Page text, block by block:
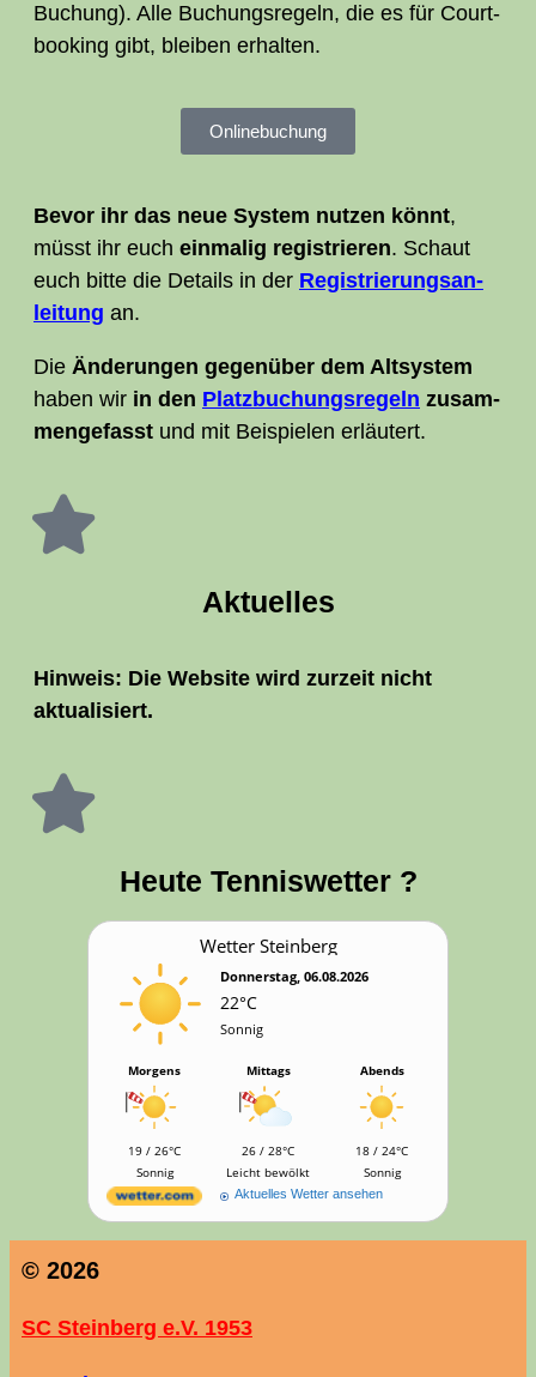
Buchung). Alle Buchungs­re­geln, die es für Court­
boo­king gibt, blei­ben erhalten.
Online­buchung
Bevor ihr das neue Sys­tem nut­zen könnt,
müsst ihr euch ein­ma­lig regis­trie­ren. Schaut
euch bit­te die Details in der Regis­trie­rungs­an­
lei­tung an.
Die Ände­run­gen gegen­über dem Alt­sys­tem
haben wir in den Platz­bu­chungs­re­geln zusam­
men­ge­fasst und mit Bei­spie­len erläutert.
Aktu­el­les
Hin­weis: Die Web­site wird zur­zeit nicht
aktualisiert.
Heu­te Tenniswetter ?
Wet­ter Steinberg
Donnerstag, 06.08.2026
22°C
Sonnig
Morgens
19 / 26°C
Sonnig
Mittags
26 / 28°C
Leicht bewölkt
Abends
18 / 24°C
Sonnig
Aktuelles Wetter ansehen
© 2026
SC Steinberg e.V. 1953